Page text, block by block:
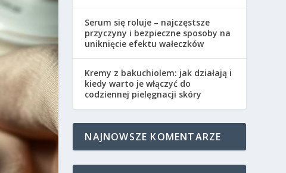
Serum się roluje – najczęstsze
przyczyny i bezpieczne sposoby na
uniknięcie efektu wałeczków
Kremy z bakuchiolem: jak działają i
kiedy warto je włączyć do
codziennej pielęgnacji skóry
NAJNOWSZE KOMENTARZE